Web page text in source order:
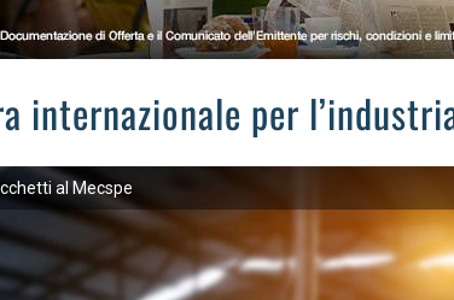
internazionale per
al Mecspe